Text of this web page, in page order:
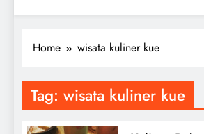
Home wisata kuliner kue
Tag: wisata kuliner kue